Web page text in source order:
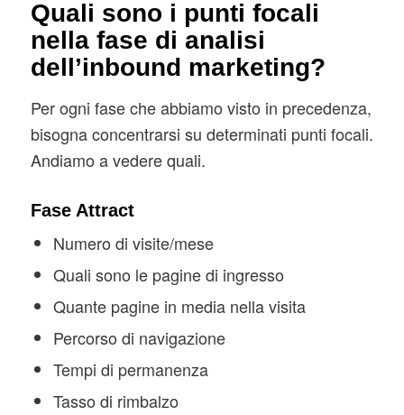
Quali sono i punti focali
nella fase di analisi
dell’inbound marketing?
Per ogni fase che abbiamo visto in precedenza,
bisogna concentrarsi su determinati punti focali.
Andiamo a vedere quali.
Fase Attract
Numero di visite/mese
Quali sono le pagine di ingresso
Quante pagine in media nella visita
Percorso di navigazione
Tempi di permanenza
Tasso di rimbalzo